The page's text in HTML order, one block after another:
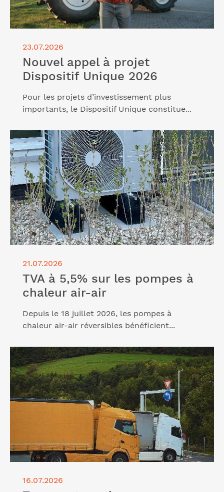
23.07.2026
Nouvel appel à projet
Dispositif Unique 2026
Pour les projets d’investissement plus
importants, le Dispositif Unique constitue...
21.07.2026
TVA à 5,5% sur les pompes à
chaleur air-air
Depuis le 18 juillet 2026, les pompes à
chaleur air-air réversibles bénéficient...
Lire l'article "TVA à 5,5% sur les pompes à chaleur
air-air"
16.07.2026
Lire l'article "Transport routier : une nouvelle aide
exceptionnelle"